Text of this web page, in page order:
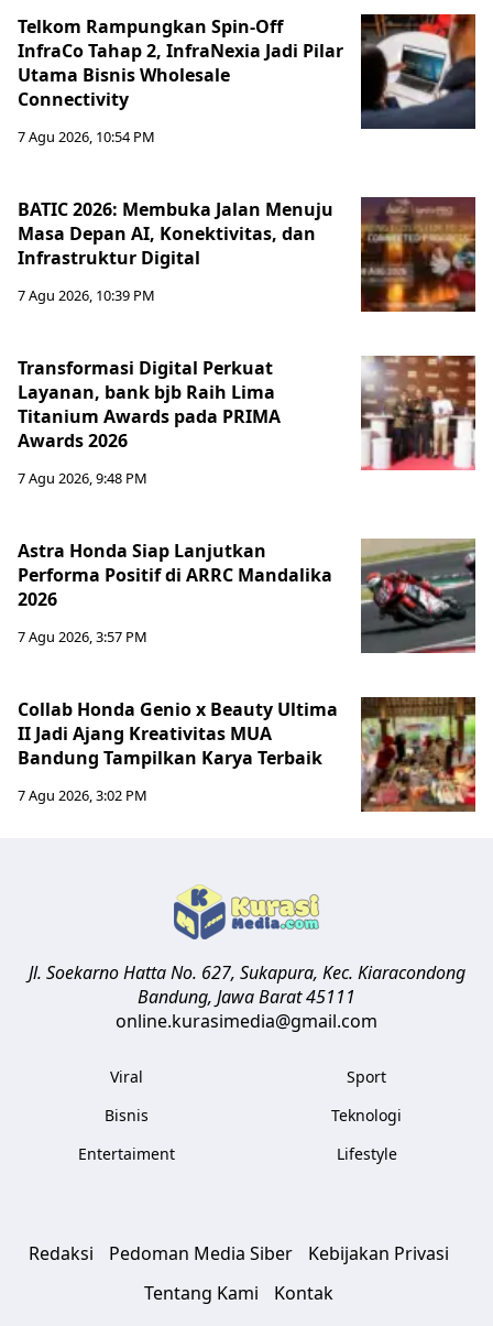
Telkom Rampungkan Spin-Off
InfraCo Tahap 2, InfraNexia Jadi Pilar
Utama Bisnis Wholesale
Connectivity
7 Agu 2026, 10:54 PM
BATIC 2026: Membuka Jalan Menuju
Masa Depan AI, Konektivitas, dan
Infrastruktur Digital
7 Agu 2026, 10:39 PM
Transformasi Digital Perkuat
Layanan, bank bjb Raih Lima
Titanium Awards pada PRIMA
Awards 2026
7 Agu 2026, 9:48 PM
Astra Honda Siap Lanjutkan
Performa Positif di ARRC Mandalika
2026
7 Agu 2026, 3:57 PM
Collab Honda Genio x Beauty Ultima
II Jadi Ajang Kreativitas MUA
Bandung Tampilkan Karya Terbaik
7 Agu 2026, 3:02 PM
Jl. Soekarno Hatta No. 627, Sukapura, Kec. Kiaracondong
Bandung, Jawa Barat45111
online.kurasimedia@gmail.com
Viral
Bisnis
Entertaiment
Sport
Teknologi
Lifestyle
Redaksi Pedoman Media Siber
Kebijakan Privasi
Tentang Kami
Kontak